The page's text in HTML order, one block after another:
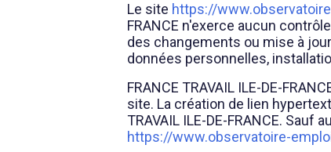
Le site https://
FRANCE n'exerce aucun
des changements ou mise à
données personnelles,
FRANCE TRAVAIL ILE-DE-
site. La création de lien
TRAVAIL ILE-DE-FRANCE.
https://www.observatoire-